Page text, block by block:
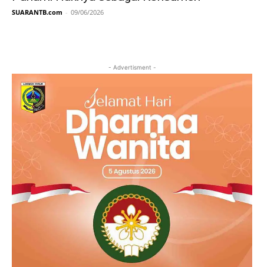
SUARANTB.com - 09/06/2026
- Advertisment -